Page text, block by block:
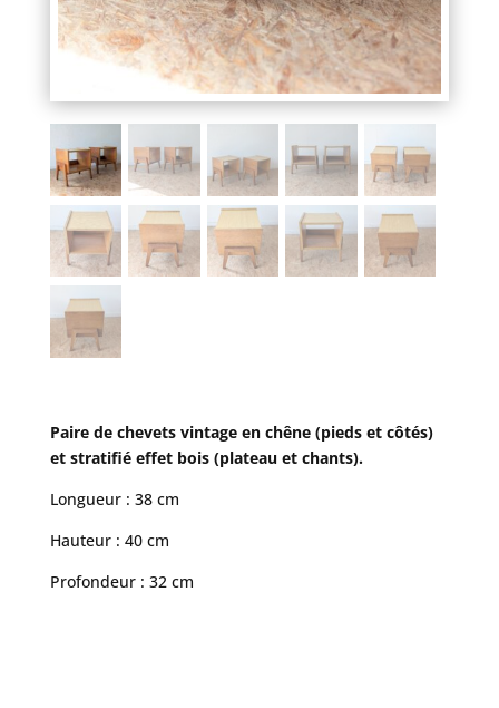
Paire de chevets vintage en chêne (pieds et côtés)
et stratifié effet bois (plateau et chants).
Longueur : 38 cm
Hauteur : 40 cm
Profondeur : 32 cm